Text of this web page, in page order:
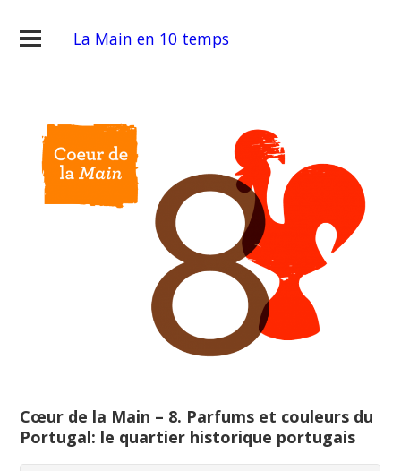
La Main en 10 temps
Cœur de la Main – 8. Parfums et couleurs du
Portugal: le quartier historique portugais